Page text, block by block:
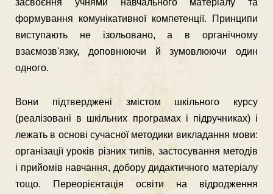
засвоєння учнями навчального матеріалу та
формування комунікативної компетенції. Принципи
висту­пають не ізольовано, а в органічному
взаємозв'язку, доповнюючи й зумовлюючи один
одного.
Вони підтверджені змістом шкільного курсу
(реалізовані в шкільних програ­мах і підручниках) і
лежать в основі сучасної методики викладання мови:
організації уроків різних типів, застосування методів
і прийомів навчання, добору дидактичного матеріалу
тощо. Переорієнтація освіти на відродження